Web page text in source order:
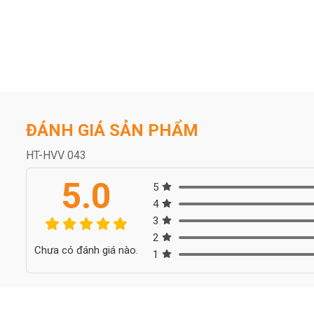
ĐÁNH GIÁ SẢN PHẨM
HT-HVV 043
5.0
Chưa có đánh giá nào.
5
4
3
2
1